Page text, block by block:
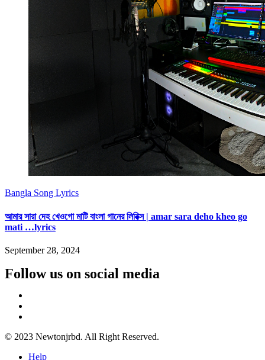
Bangla Song Lyrics
আমার সারা দেহ খেওগো মাটি বাংলা গানের লিরিক্স | amar sara deho kheo go
mati …lyrics
September 28, 2024
Follow us on social media
© 2023 Newtonjrbd. All Right Reserved.
Help